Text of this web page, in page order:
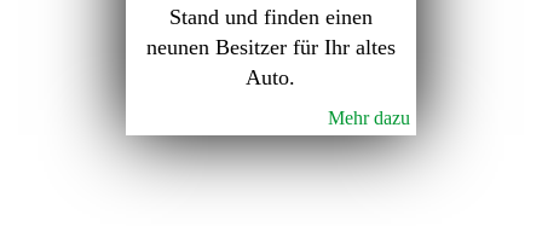
Stand und finden einen
neunen Besitzer für Ihr altes
Auto.
Mehr dazu